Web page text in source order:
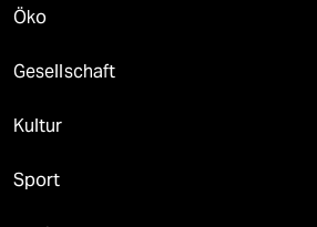
Öko
Gesellschaft
Kultur
Sport